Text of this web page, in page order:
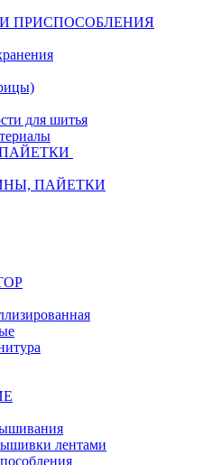
ПРИСПОСОБЛЕНИЯ
для шитья
ПАЙЕТКИ
лентами